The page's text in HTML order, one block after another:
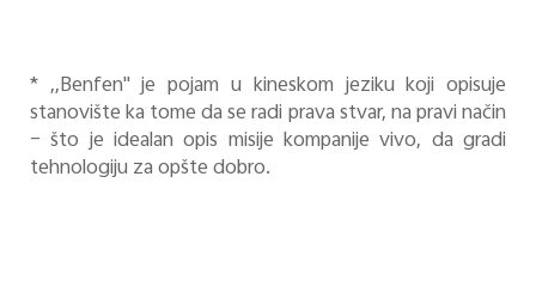
* ,,Benfen" je pojam u kineskom jeziku koji opisuje
stanovište ka tome da se radi prava stvar, na pravi način
– što je idealan opis misije kompanije vivo, da gradi
tehnologiju za opšte dobro.